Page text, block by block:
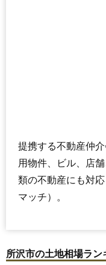
提携する不動産仲
用物件、ビル、店
類の不動産にも対
マッチ）。
所沢市の土地相場ラン